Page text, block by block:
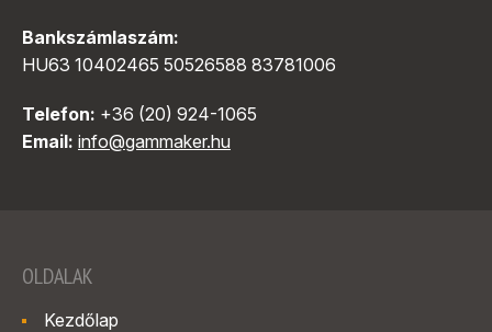
Bankszámlaszám:
HU63 10402465 50526588 83781006
Telefon: +36 (20) 924-1065
Email: info@gammaker.hu
OLDALAK
Kezdőlap